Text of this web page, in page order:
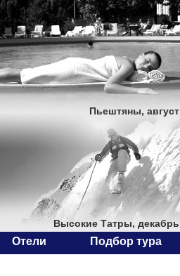
Пьештяны, август
Высокие Татры, декабрь
Отели Подбор тура